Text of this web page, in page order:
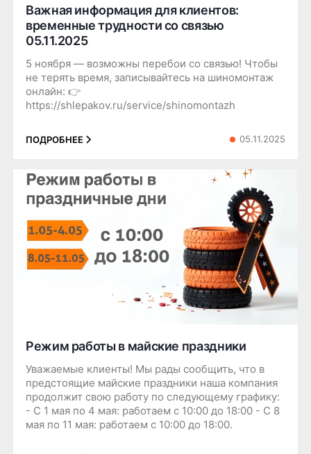
Важная информация для клиентов:
временные трудности со связью
05.11.2025
5 ноября — возможны перебои со связью! Чтобы
не терять время, записывайтесь на шиномонтаж
онлайн: 👉
https://shlepakov.ru/service/shinomontazh
ПОДРОБНЕЕ 05.11.2025
Режим работы в майские праздники
Уважаемые клиенты! Мы рады сообщить, что в
предстоящие майские праздники наша компания
продолжит свою работу по следующему графику:
- С 1 мая по 4 мая: работаем с 10:00 до 18:00 - С 8
мая по 11 мая: работаем с 10:00 до 18:00.